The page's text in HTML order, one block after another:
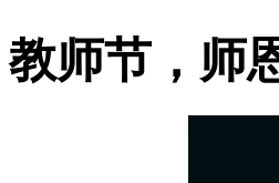
教师节，师